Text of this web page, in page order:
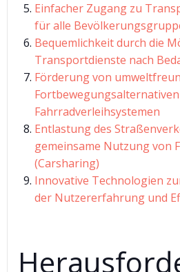
Einfacher Zugang zu
für alle
Bequemlichkeit durch die
Transportdienste nach
Förderung von
Fahrradverleihsystemen
Entlastung des
gemeinsame Nutzung von
(Carsharing)
Innovative Technologien
der Nutzererfahrung und